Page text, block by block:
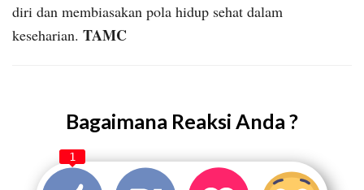
diri dan membiasakan pola hidup sehat dalam
keseharian. TAMC
Bagaimana Reaksi Anda ?
1